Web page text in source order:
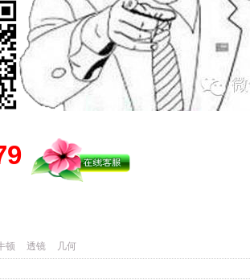
顿 透镜 几何